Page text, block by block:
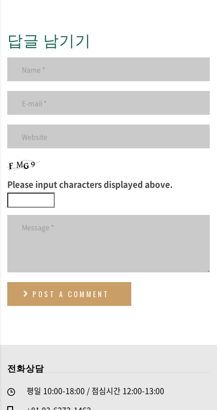
답글 남기기
Please input characters displayed above.
POST A COMMENT
전화상담
평일 10:00-18:00 / 점심시간 12:00-13:00